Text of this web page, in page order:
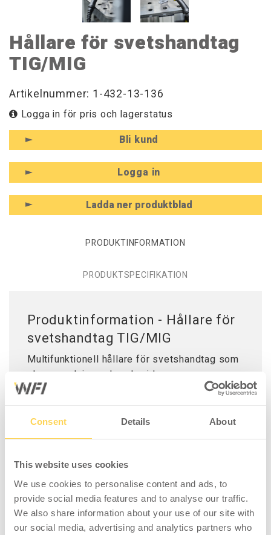
Consent Details About
This website uses cookies
We use cookies to personalise content and ads, to
provide social media features and to analyse our traffic.
We also share information about your use of our site with
our social media, advertising and analytics partners who
Hållare för svetshandtag
TIG/MIG
Artikelnummer: 1-432-13-136
Logga in för pris och lagerstatus
Bli kund
Logga in
Ladda ner produktblad
PRODUKTINFORMATION
PRODUKTSPECIFIKATION
Produktinformation - Hållare för
svetshandtag TIG/MIG
Multifunktionell hållare för svetshandtag som
skapar ordning och reda vid
arbetsplatsen. Monteras enkelt på
svetsbordet med bussning som
passar bordsskivans hål (28 mm). Extra ögla
på ena sidan för smart upphängning
TIG- och MIG-svetshandtag.